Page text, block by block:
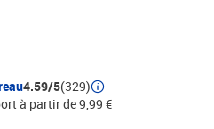
en plusieurs sections les
Comme des intercalaires, les
facilement les différentes
noble, et résistant, il est
durablement. Le papier est
du Groupe Exacompta-
4.59/5(329)
à partir de 9,99 €